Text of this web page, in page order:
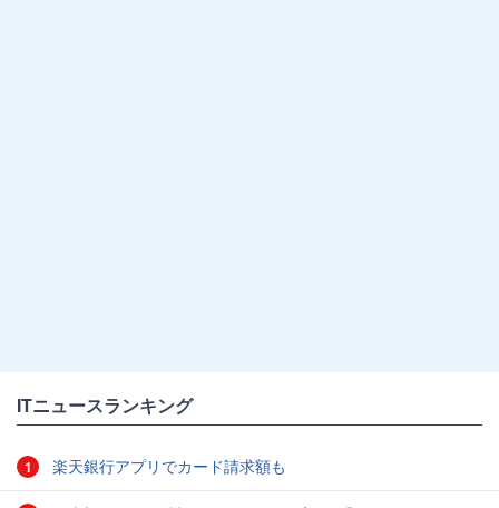
ITニュースランキング
1 楽天銀行アプリでカード請求額も